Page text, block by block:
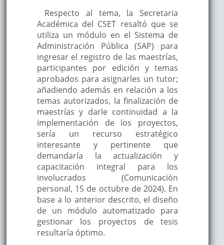
Respecto al tema, la Secretaria
Académica del CSET resaltó que se
utiliza un módulo en el Sistema de
Administración Pública (SAP) para
ingresar el registro de las maestrías,
participantes por edición y temas
aprobados para asignarles un tutor;
añadiendo además en relación a los
temas autorizados, la finalización de
maestrías y darle continuidad a la
implementación de los proyectos,
sería un recurso estratégico
interesante y pertinente que
demandaría la actualización y
capacitación integral para los
involucrados (Comunicación
personal, 15 de octubre de 2024). En
base a lo anterior descrito, el diseño
de un módulo automatizado para
gestionar los proyectos de tesis
resultaría óptimo.